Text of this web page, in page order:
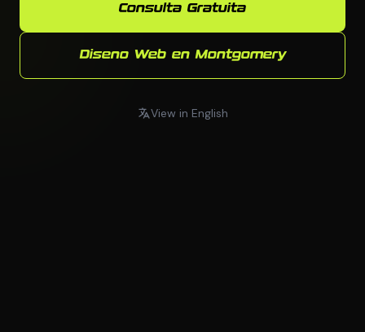
Consulta Gratuita
Diseno Web en Montgomery
View in English